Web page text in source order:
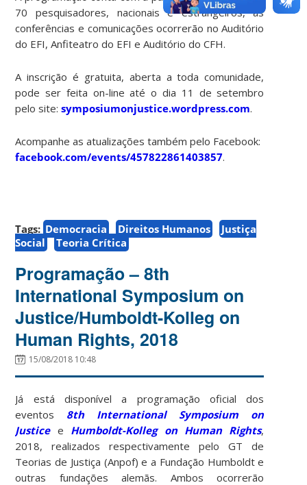
70 pesquisadores, nacionais e estrangeiros, as
conferências e comunicações ocorrerão no Auditório
do EFI, Anfiteatro do EFI e Auditório do CFH.
A inscrição é gratuita, aberta a toda comunidade,
pode ser feita on-line até o dia 11 de setembro
pelo site:symposiumonjustice.wordpress.com.
Acompanhe as atualizações também pelo Facebook:
facebook.com/events/457822861403857.
Tags: Democracia Direitos Humanos
Justiça
Social
Teoria Crítica
Programação – 8th
International Symposium on
Justice/Humboldt-Kolleg on
Human Rights, 2018
15/08/2018 10:48
Já está disponível a programação oficial dos
eventos 8th International Symposium on
Justicee Humboldt-Kolleg on Human Rights,
2018, realizados respectivamente pelo GT de
Teorias de Justiça (Anpof) e a Fundação Humboldt e
outras fundações alemãs. Ambos ocorrerão